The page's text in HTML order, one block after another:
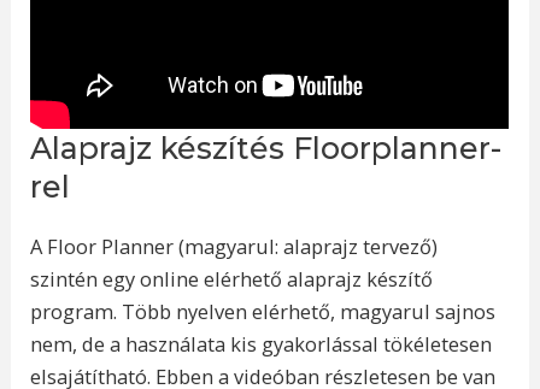
Alaprajz készítés Floorplanner-
rel
A Floor Planner (magyarul: alaprajz tervező)
szintén egy online elérhető alaprajz készítő
program. Több nyelven elérhető, magyarul sajnos
nem, de a használata kis gyakorlással tökéletesen
elsajátítható. Ebben a videóban részletesen be van